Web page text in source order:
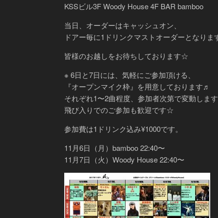
KSSビル3F Woody House 4F BAR bamboo
当日、オーダーはキャッシュオン、
ドアー毎に1ドリンクマストオーダーとなりま
皆様のお越しをお待ちしております☆
※ 6日と7日には、気軽にご参加頂ける、
『オープンマイク枠』を用意しております♬
それぞれ1〜2曲程度、参加者次第で変動します
飛び入りでのご参加も歓迎です☆
参加費は1ドリンク込み¥1000です。
11月6日（月）bamboo 22:40〜
11月7日（火）Woody House 22:40〜